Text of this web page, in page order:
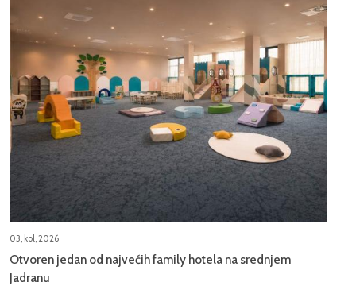
03, kol, 2026
Otvoren jedan od najvećih family hotela na srednjem
Jadranu